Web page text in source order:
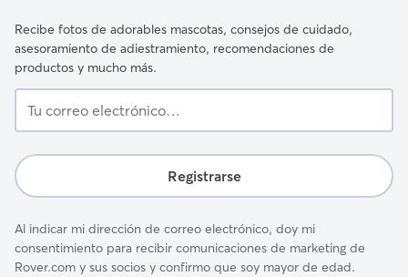
Recibe fotos de adorables mascotas, consejos de cuidado,
asesoramiento de adiestramiento, recomendaciones de
productos y mucho más.
correo
Registrarse
Al indicar mi dirección de correo electrónico, doy mi
consentimiento para recibir comunicaciones de marketing de
Rover.com y sus socios y confirmo que soy mayor de edad.